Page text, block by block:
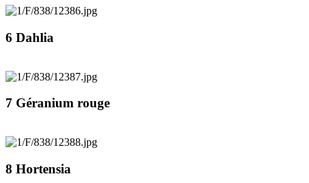
6 Dahlia
7 Géranium rouge
8 Hortensia